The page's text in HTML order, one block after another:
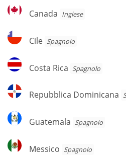
Canada
Canada Inglese
Cile
Cile Spagnolo
Costa
Rica
Costa Rica Spagnolo
Repubblica
Dominicana
Repubblica Dominicana
Guatemala
Guatemala Spagnolo
Messico
Messico Spagnolo